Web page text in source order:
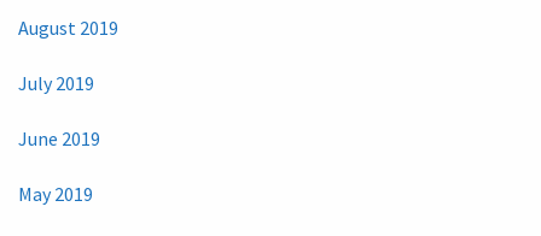
August 2019
July 2019
June 2019
May 2019